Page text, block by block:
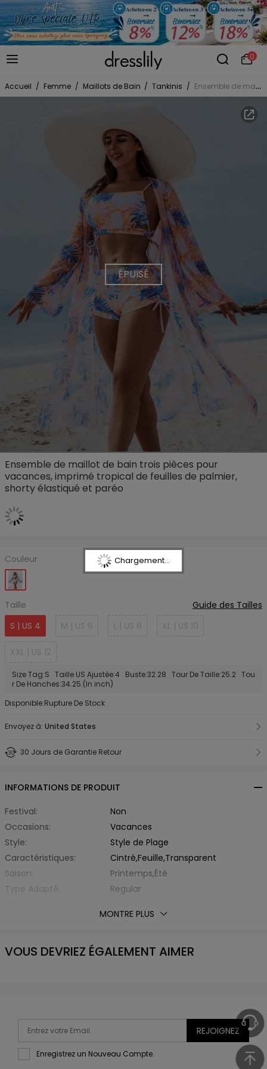
0
Accueil / Femme / Maillots de Bain / Tankinis / Ensemble de maillot de bain trois pièces pour vacances, imprimé tropical de feuilles de palmier, shorty élastiqué et paréo
ÉPUISÉ
Ensemble de maillot de bain trois pièces pour
vacances, imprimé tropical de feuilles de palmier,
shorty élastiqué et paréo
Couleur
Taille
Guide des Tailles
S | US 4
M | US 6 L | US 8 XL | US 10
XXL | US 12
Size Tag:S Taille US Ajustée:4 Buste:32.28 Tour De Taille:25.2 Tou
r De Hanches:34.25.(In inch)
Disponible:Rupture De Stock
Envoyez à: United States
30 Jours de Garantie Retour
INFORMATIONS DE PRODUIT
Festival:
Non
Occasions:
Vacances
Style:
Style de Plage
Caractéristiques:
Cintré,Feuille,Transparent
Saison:
Printemps,Été
Type Adapté:
Regular
Hautement Elastique
Matière:
Polyester,Spandex
amovibles)
Type de Bretelle:
Bretelles Ajustables
Type de Taille:
Taille Moyenne
MONTRE PLUS
VOUS DEVRIEZ ÉGALEMENT AIMER
REJOIGNEZ
Enregistrez un Nouveau Compte.
Chargement...